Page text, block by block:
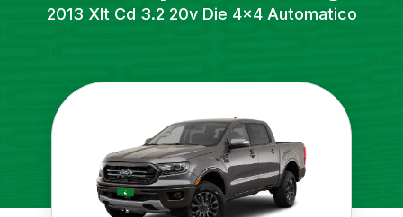
2013 Xlt Cd 3.2 20v Die 4x4 Automatico